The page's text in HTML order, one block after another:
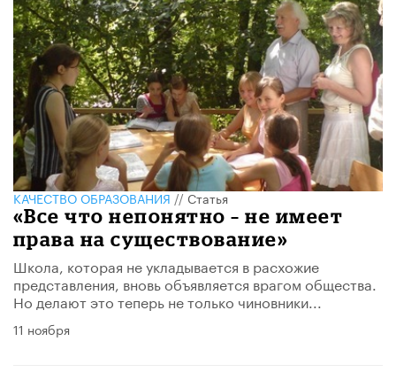
КАЧЕСТВО ОБРАЗОВАНИЯ//Статья
«Все что непонятно – не имеет
права на существование»
Школа, которая не укладывается в расхожие
представления, вновь объявляется врагом общества.
Но делают это теперь не только чиновники...
11 ноября